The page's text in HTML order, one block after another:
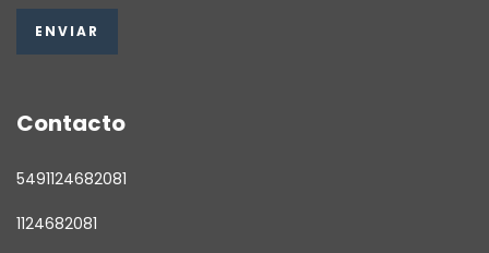
Contacto
5491124682081
1124682081